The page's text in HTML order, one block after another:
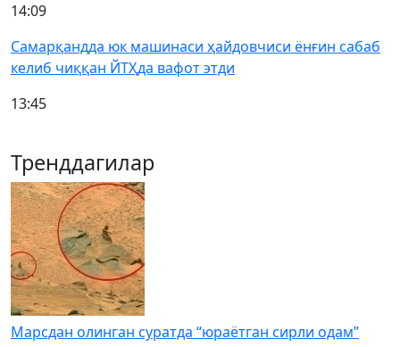
14:09
Самарқандда юк машинаси ҳайдовчиси ёнғин сабаб
келиб чиққан ЙТҲда вафот этди
13:45
Тренддагилар
Марсдан олинган суратда “юраётган сирли одам”